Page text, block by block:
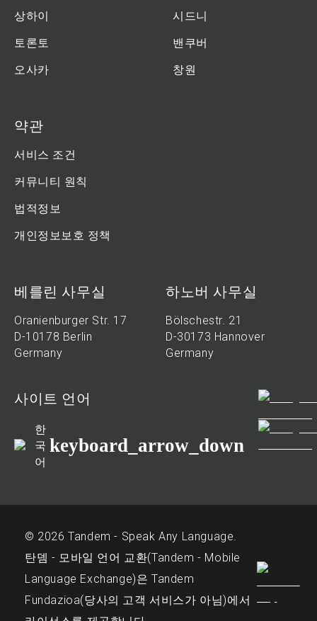
상하이
시드니
토론토
밴쿠버
오사카
창원
약관
서비스 조건
커뮤니티 원칙
법적정보
개인정보보호 정책
베를린 사무실
Oranienburger Str. 17
D-10178 Berlin
Germany
하노버 사무실
Bölschestr. 21
D-30173 Hannover
Germany
사이트 언어
한
국
어
keyboard_arrow_down
© 2026 Tandem - Speak Any Language.
탄뎀 - 모바일 언어 교환(Tandem - Mobile
Language Exchange)은 Tandem
Fundazioa(당사의 고객 서비스가 아님)에서